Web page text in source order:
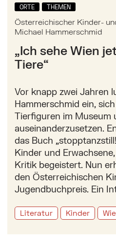
ORTE THEMEN
Österreichischer Kinder-
Michael Hammerschmid
„Ich sehe Wien
Tiere“
Vor knapp zwei Jahren
Hammerschmid ein,
Tierfiguren im Museum
auseinanderzusetzen.
das Buch
Kinder und
Kritik begeistert. Nun
den Österreichischen
Jugendbuchpreis. Ein
Literatur Kinder